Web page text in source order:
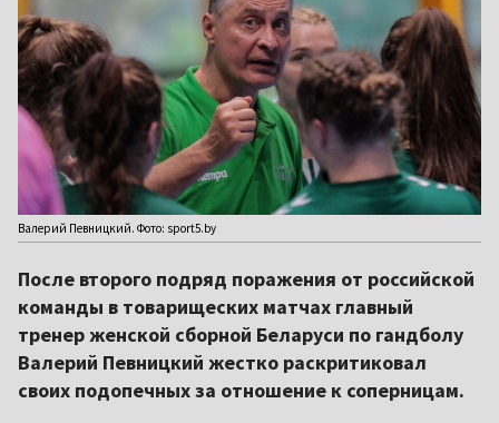
Валерий Певницкий. Фото: sport5.by
После второго подряд поражения от российской
команды в товарищеских матчах главный
тренер женской сборной Беларуси по гандболу
Валерий Певницкий жестко раскритиковал
своих подопечных за отношение к соперницам.